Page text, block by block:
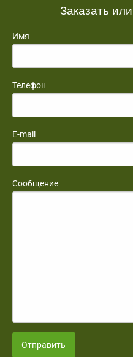
Заказать
Имя
Телефон
E-mail
Сообщение
Отправить